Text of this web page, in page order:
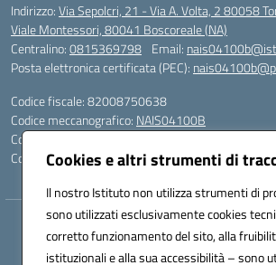
Cookies e altri strumenti di
Il nostro Istituto non utilizza strumenti di
sono utilizzati esclusivamente cookies
corretto funzionamento del sito, alla
istituzionali e alla sua accessibilità – sono
Indirizzo:Via Sepolcri, 21 - Via A. Volta, 2 80058
Viale Montessori, 80041 Boscoreale (NA)
Centralino:0815369798 Email:
Posta elettronica certificata (PEC):
Codice fiscale: 82008750638
Codice meccanografico: NAIS04100B
Codice Indice delle Pubbliche Amministrazioni
Codice unico di fatturazione (CUF): UFELOU
Hosting & Powered by 3D
Concept & Design by